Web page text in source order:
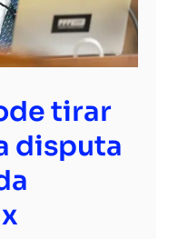
tirar
disputa